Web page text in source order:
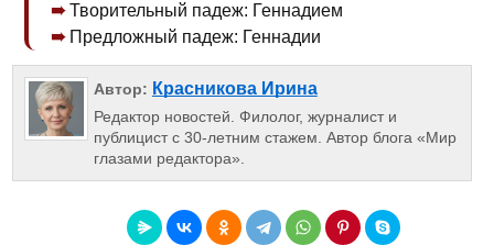
Творительный падеж: Геннадием
Предложный падеж: Геннадии
Автор: Красникова Ирина
Редактор новостей. Филолог, журналист и
публицист с 30-летним стажем. Автор блога «Мир
глазами редактора».